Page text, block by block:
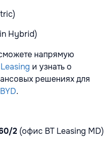
Hybrid)
напрямую
и узнать о
решениях для
BYD.
2 (офис BT Leasing MD)